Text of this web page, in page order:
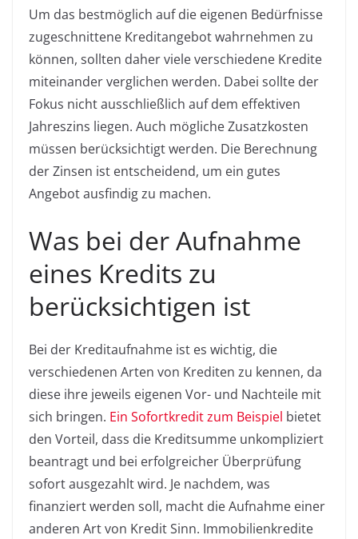
Um das bestmöglich auf die eigenen Bedürfnisse
zugeschnittene Kreditangebot wahrnehmen zu
können, sollten daher viele verschiedene Kredite
miteinander verglichen werden. Dabei sollte der
Fokus nicht ausschließlich auf dem effektiven
Jahreszins liegen. Auch mögliche Zusatzkosten
müssen berücksichtigt werden. Die Berechnung
der Zinsen ist entscheidend, um ein gutes
Angebot ausfindig zu machen.
Was bei der Aufnahme
eines Kredits zu
berücksichtigen ist
Bei der Kreditaufnahme ist es wichtig, die
verschiedenen Arten von Krediten zu kennen, da
diese ihre jeweils eigenen Vor- und Nachteile mit
sich bringen. Ein Sofortkredit zum Beispiel bietet
den Vorteil, dass die Kreditsumme unkompliziert
beantragt und bei erfolgreicher Überprüfung
sofort ausgezahlt wird. Je nachdem, was
finanziert werden soll, macht die Aufnahme einer
anderen Art von Kredit Sinn. Immobilienkredite